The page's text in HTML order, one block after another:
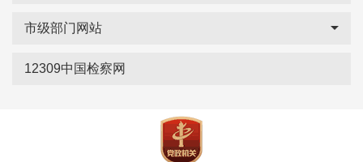
市级部门网站
12309中国检察网